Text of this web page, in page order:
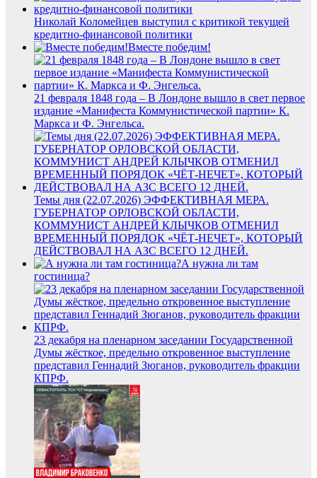
Николай Коломейцев выступил с критикой текущей
кредитно-финансовой политики
Вместе победим!
21 февраля 1848 года – В Лондоне вышло в свет первое
издание «Манифеста Коммунистической партии» К.
Маркса и Ф. Энгельса.
Темы дня (22.07.2026) ЭФФЕКТИВНАЯ МЕРА.
ГУБЕРНАТОР ОРЛОВСКОЙ ОБЛАСТИ,
КОММУНИСТ АНДРЕЙ КЛЫЧКОВ ОТМЕНИЛ
ВРЕМЕННЫЙ ПОРЯДОК «ЧЁТ-НЕЧЕТ», КОТОРЫЙ
ДЕЙСТВОВАЛ НА АЗС ВСЕГО 12 ДНЕЙ.
А нужна ли там
гостиница?
23 декабря на пленарном заседании Государственной
Думы жёсткое, предельно откровенное выступление
представил Геннадий Зюганов, руководитель фракции
КПРФ.